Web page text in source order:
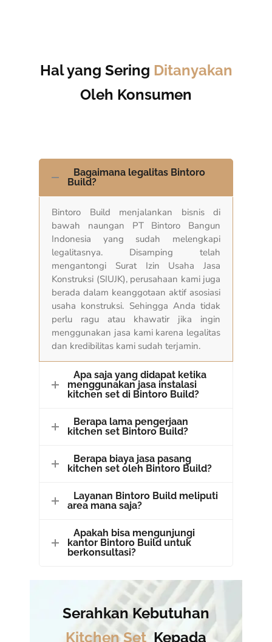
Hal yang Sering Ditanyakan
Oleh Konsumen
Bagaimana legalitas Bintoro
Build?
Bintoro Build menjalankan bisnis di
bawah naungan PT Bintoro Bangun
Indonesia yang sudah melengkapi
legalitasnya. Disamping telah
mengantongi Surat Izin Usaha Jasa
Konstruksi (SIUJK), perusahaan kami juga
berada dalam keanggotaan aktif asosiasi
usaha konstruksi. Sehingga Anda tidak
perlu ragu atau khawatir jika ingin
menggunakan jasa kami karena legalitas
dan kredibilitas kami sudah terjamin.
Apa saja yang didapat ketika
menggunakan jasa instalasi
kitchen set di Bintoro Build?
Berapa lama pengerjaan
kitchen set Bintoro Build?
Berapa biaya jasa pasang
kitchen set oleh Bintoro Build?
Layanan Bintoro Build meliputi
area mana saja?
Apakah bisa mengunjungi
kantor Bintoro Build untuk
berkonsultasi?
Serahkan Kebutuhan
Kitchen Set Kepada